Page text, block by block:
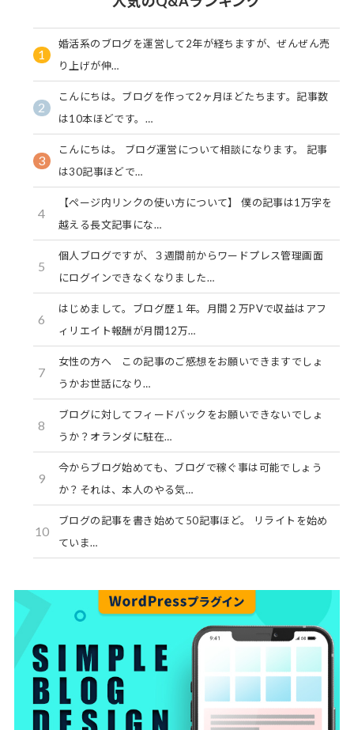
1
婚活系のブログを運営して2年が経ちますが、ぜんぜん売
り上げが伸…
2
こんにちは。ブログを作って2ヶ月ほどたちます。記事数
は10本ほどです。…
3
こんにちは。 ブログ運営について相談になります。 記事
は30記事ほどで…
4
【ページ内リンクの使い方について】 僕の記事は1万字を
越える長文記事にな…
5
個人ブログですが、３週間前からワードプレス管理画面
にログインできなくなりました…
6
はじめまして。ブログ歴１年。月間２万PVで収益はアフ
ィリエイト報酬が月間12万…
7
女性の方へ この記事のご感想をお願いできますでしょ
うかお世話になり…
8
ブログに対してフィードバックをお願いできないでしょ
うか？オランダに駐在…
9
今からブログ始めても、ブログで稼ぐ事は可能でしょう
か？それは、本人のやる気…
10
ブログの記事を書き始めて50記事ほど。 リライトを始め
ていま…